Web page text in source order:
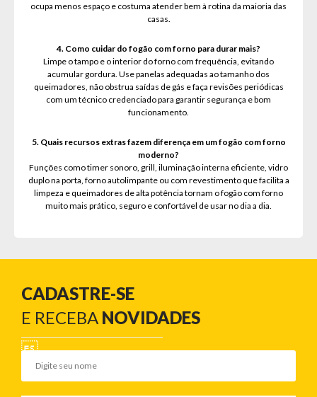
ocupa menos espaço e costuma atender bem à rotina da maioria das
casas.
4. Como cuidar do fogão com forno para durar mais?
Limpe o tampo e o interior do forno com frequência, evitando
acumular gordura. Use panelas adequadas ao tamanho dos
queimadores, não obstrua saídas de gás e faça revisões periódicas
com um técnico credenciado para garantir segurança e bom
funcionamento.
5. Quais recursos extras fazem diferença em um fogão com forno
moderno?
Funções como timer sonoro, grill, iluminação interna eficiente, vidro
duplo na porta, forno autolimpante ou com revestimento que facilita a
limpeza e queimadores de alta potência tornam o fogão com forno
muito mais prático, seguro e confortável de usar no dia a dia.
CADASTRE-SE
E RECEBA NOVIDADES